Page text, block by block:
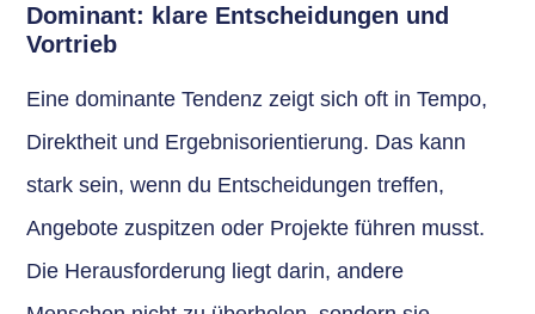
Dominant: klare Entscheidungen und
Vortrieb
Eine dominante Tendenz zeigt sich oft in Tempo,
Direktheit und Ergebnisorientierung. Das kann
stark sein, wenn du Entscheidungen treffen,
Angebote zuspitzen oder Projekte führen musst.
Die Herausforderung liegt darin, andere